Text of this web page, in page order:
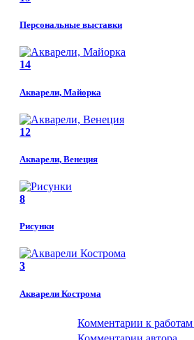
Персональные выставки
14
Акварели, Майорка
12
Акварели, Венеция
8
Рисунки
3
Акварели Кострома
Комментарии к работам